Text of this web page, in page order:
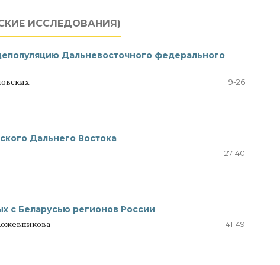
ИССЛЕДОВАНИЯ)
Дальневосточного федерального
9-26
Дальнего Востока
27-40
с Беларусью регионов России
41-49